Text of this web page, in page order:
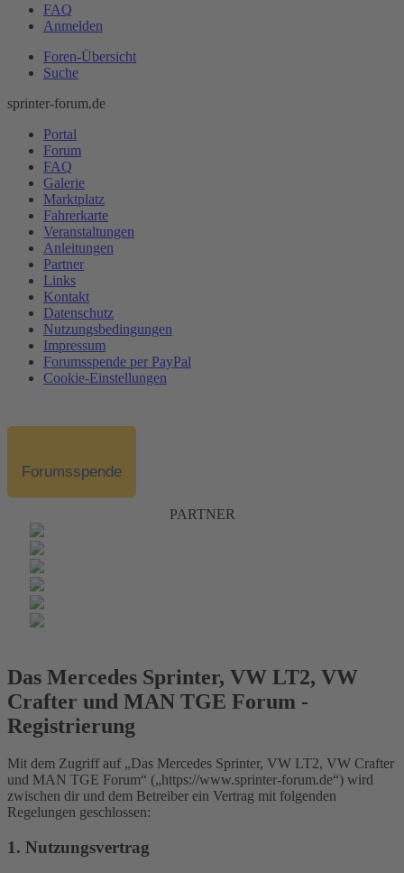
FAQ
Anmelden
Foren-Übersicht
Suche
sprinter-forum.de
Portal
Forum
FAQ
Galerie
Marktplatz
Fahrerkarte
Veranstaltungen
Anleitungen
Partner
Links
Kontakt
Datenschutz
Nutzungsbedingungen
Impressum
Forumsspende per PayPal
Cookie-Einstellungen
Forumsspende
PARTNER
Das Mercedes Sprinter, VW LT2, VW
Crafter und MAN TGE Forum -
Registrierung
Mit dem Zugriff auf „Das Mercedes Sprinter, VW LT2, VW Crafter
und MAN TGE Forum“ („https://www.sprinter-forum.de“) wird
zwischen dir und dem Betreiber ein Vertrag mit folgenden
Regelungen geschlossen:
1. Nutzungsvertrag